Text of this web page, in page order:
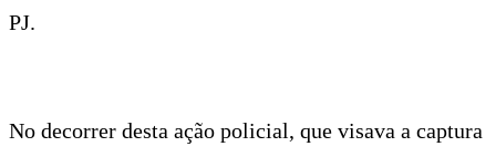
PJ.
No decorrer desta ação policial, que visava a captura